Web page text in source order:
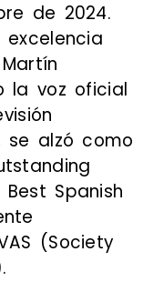
de 2024.
la voz oficial
se alzó como
Spanish
(Society